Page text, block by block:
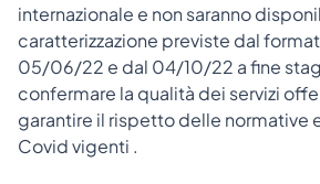
internazionale e non saranno
caratterizzazione previste dal
05/06/22 e dal 04/10/22 a fine
confermare la qualità dei servizi
garantire il rispetto delle normative
Covid vigenti .